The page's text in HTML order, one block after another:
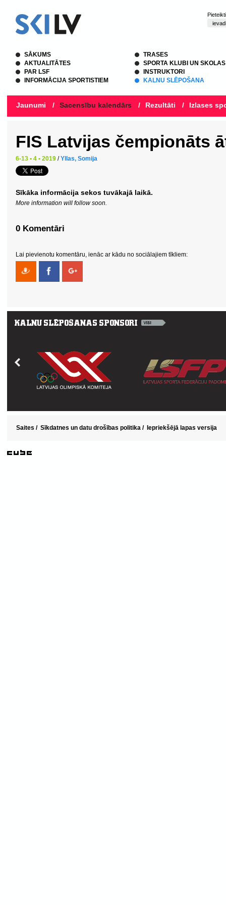
SĀKUMS
AKTUALITĀTES
PAR LSF
INFORMĀCIJA SPORTISTIEM
TRASES
SPORTA KLUBI UN SKOLAS
INSTRUKTORI
KALNU SLĒPOŠANA
Jaunumi / Sacensību kalendārs / Rezultāti / Izlases
FIS Latvijas čempionāts
6-13 • 4 • 2019 /Yllas, Somija
Sīkāka informācija sekos tuvākajā laikā.
More information will follow soon.
0 Komentāri
Lai pievienotu komentāru, ienāc ar kādu no sociālajiem tīkliem:
Saites / Sīkdatnes un datu drošības politika / Iepriekšējā lapas versija